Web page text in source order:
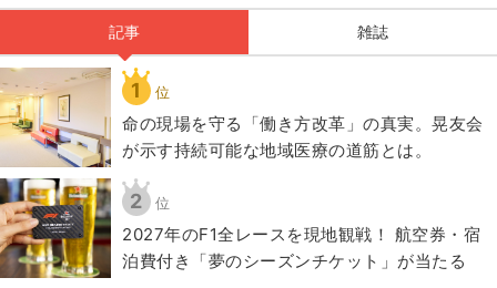
記事 雑誌
1 位
​命の現場を守る「働き方改革」の真実。晃友会
が示す持続可能な地域医療の道筋とは。
2 位
2027年のF1全レースを現地観戦！ 航空券・宿
泊費付き「夢のシーズンチケット」が当たる